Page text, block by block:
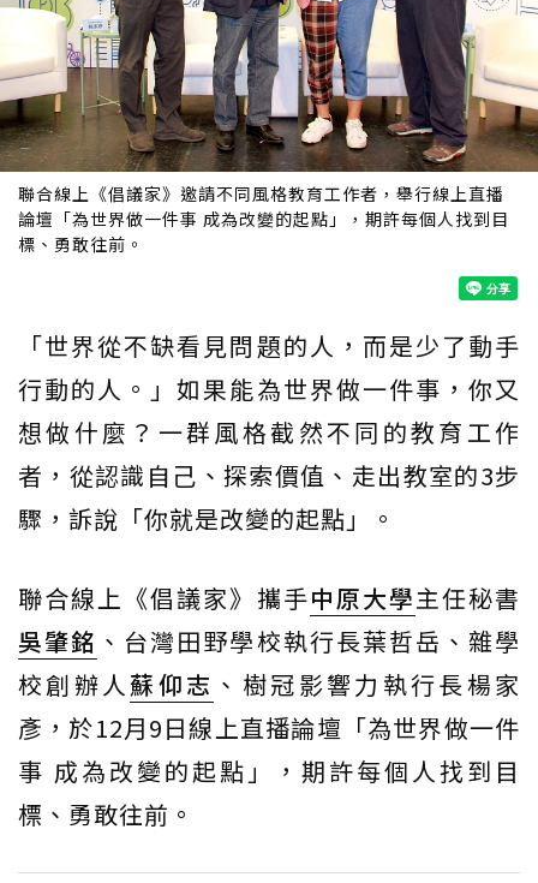
聯合線上《倡議家》邀請不同風格教育工作者，舉行線上直播
論壇「為世界做一件事 成為改變的起點」，期許每個人找到目
標、勇敢往前。
「世界從不缺看見問題的人，而是少了動手
行動的人。」如果能為世界做一件事，你又
想做什麼？一群風格截然不同的教育工作
者，從認識自己、探索價值、走出教室的3步
驟，訴說「你就是改變的起點」。
聯合線上《倡議家》攜手中原大學主任秘書
吳肇銘 、台灣田野學校執行長葉哲岳、雜學
校創辦人蘇仰志 、樹冠影響力執行長楊家
彥，於12月9日線上直播論壇「為世界做一件
事 成為改變的起點」，期許每個人找到目
標、勇敢往前。